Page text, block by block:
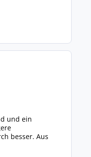
und ein
besser. Aus